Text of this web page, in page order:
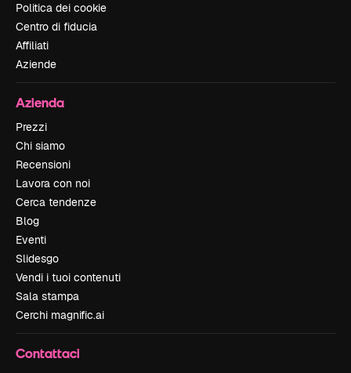
Politica dei cookie
Centro di fiducia
Affiliati
Aziende
Azienda
Prezzi
Chi siamo
Recensioni
Lavora con noi
Cerca tendenze
Blog
Eventi
Slidesgo
Vendi i tuoi contenuti
Sala stampa
Cerchi magnific.ai
Contattaci